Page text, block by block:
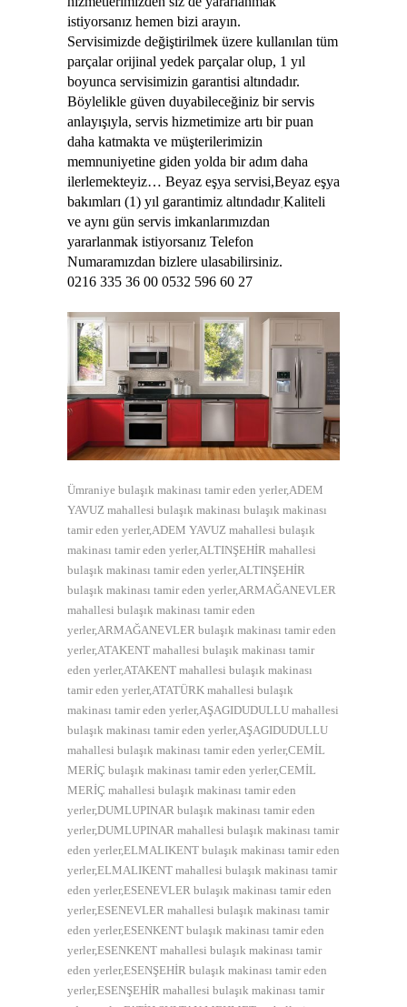
istiyorsanız hemen bizi arayın.
Servisimizde değiştirilmek üzere kullanılan tüm
parçalar orijinal yedek parçalar olup, 1 yıl
boyunca servisimizin garantisi altındadır.
Böylelikle güven duyabileceğiniz bir servis
anlayışıyla, servis hizmetimize artı bir puan
daha katmakta ve müşterilerimizin
memnuniyetine giden yolda bir adım daha
ilerlemekteyiz… Beyaz eşya servisi,Beyaz eşya
bakımları (1) yıl garantimiz altındadır.Kaliteli
ve aynı gün servis imkanlarımızdan
yararlanmak istiyorsanız Telefon
Numaramızdan bizlere ulasabilirsiniz.
0216 335 36 00 0532 596 60 27
Ümraniye bulaşık makinası tamir eden yerler,ADEM
YAVUZ mahallesi bulaşık makinası bulaşık makinası
tamir eden yerler,ADEM YAVUZ mahallesi bulaşık
makinası tamir eden yerler,ALTINŞEHİR mahallesi
bulaşık makinası tamir eden yerler,ALTINŞEHİR
bulaşık makinası tamir eden yerler,ARMAĞANEVLER
mahallesi bulaşık makinası tamir eden
yerler,ARMAĞANEVLER bulaşık makinası tamir eden
yerler,ATAKENT mahallesi bulaşık makinası tamir
eden yerler,ATAKENT mahallesi bulaşık makinası
tamir eden yerler,ATATÜRK mahallesi bulaşık
makinası tamir eden yerler,AŞAGIDUDULLU mahallesi
bulaşık makinası tamir eden yerler,AŞAGIDUDULLU
mahallesi bulaşık makinası tamir eden yerler,CEMİL
MERİÇ bulaşık makinası tamir eden yerler,CEMİL
MERİÇ mahallesi bulaşık makinası tamir eden
yerler,DUMLUPINAR bulaşık makinası tamir eden
yerler,DUMLUPINAR mahallesi bulaşık makinası tamir
eden yerler,ELMALIKENT bulaşık makinası tamir eden
yerler,ELMALIKENT mahallesi bulaşık makinası tamir
eden yerler,ESENEVLER bulaşık makinası tamir eden
yerler,ESENEVLER mahallesi bulaşık makinası tamir
eden yerler,ESENKENT bulaşık makinası tamir eden
yerler,ESENKENT mahallesi bulaşık makinası tamir
eden yerler,ESENŞEHİR bulaşık makinası tamir eden
yerler,ESENŞEHİR mahallesi bulaşık makinası tamir